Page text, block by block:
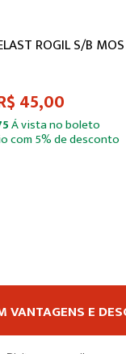
ROGIL S/B MOS
45,00
Á vista no boleto
com 5% de desconto
VANTAGENS E